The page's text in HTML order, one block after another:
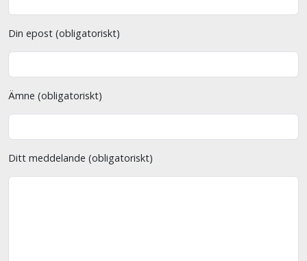
Din epost (obligatoriskt)
Ämne (obligatoriskt)
Ditt meddelande (obligatoriskt)